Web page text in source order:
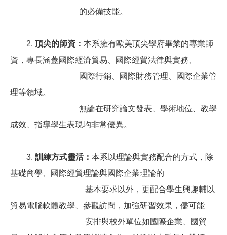
的必備技能。
2. 頂尖的師資： 本系擁有歐美頂尖學府畢業的專業師
資，專長涵蓋國際經濟貿易、國際經貿法律與實務
國際行銷、國際財務管理、國際企業管
理等領域。
無論在研究論文發表、學術地位、教學
成效、指導學生表現均非常優異。
3. 訓練方式靈活： 本系以理論與實務配合的方式，除
基礎商學、國際經貿理論與國際企業理論的
基本要求以外， 更配合學生興趣輔以
貿易電腦軟體教學、參觀訪問，加強研習效果，儘可能
安排與校外單位如國際企業、國貿